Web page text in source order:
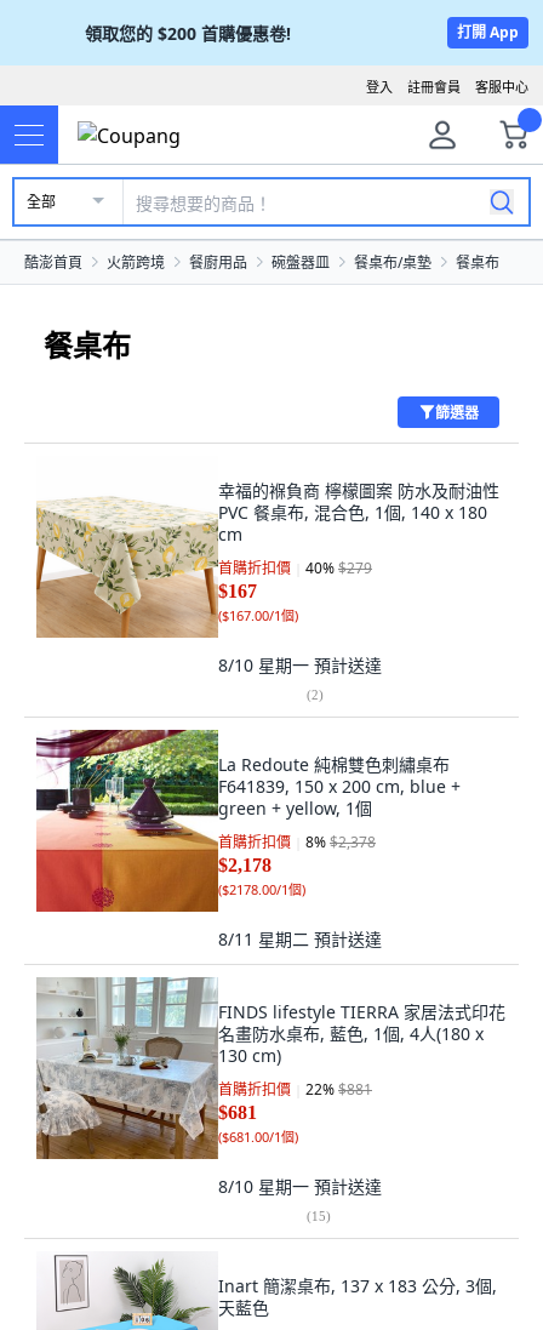
領取您的 $200 首購優惠卷! 打開 App
客服中心
註冊會員
登入
全部
酷澎首頁 火箭跨境 餐廚用品 碗盤器皿 餐桌布/桌墊 餐桌布
餐桌布
篩選器
幸福的褓負商 檸檬圖案 防水及耐油性
PVC 餐桌布, 混合色, 1個, 140 x 180
cm
首購折扣價 40%$279
$167
($167.00/1個)
8/10 星期一 預計送達
(2)
La Redoute 純棉雙色刺繡桌布
F641839, 150 x 200 cm, blue +
green + yellow, 1個
首購折扣價 8%$2,378
$2,178
($2178.00/1個)
8/11 星期二 預計送達
FINDS lifestyle TIERRA 家居法式印花
名畫防水桌布, 藍色, 1個, 4人(180 x
130 cm)
首購折扣價 22%$881
$681
($681.00/1個)
8/10 星期一 預計送達
(15)
Inart 簡潔桌布, 137 x 183 公分, 3個,
天藍色